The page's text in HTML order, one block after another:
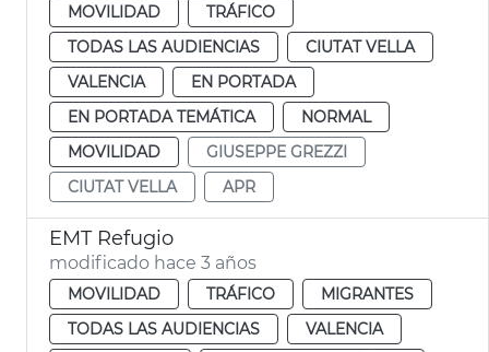
MOVILIDAD
TRÁFICO
TODAS LAS AUDIENCIAS
CIUTAT VELLA
VALENCIA
EN PORTADA
EN PORTADA TEMÁTICA
NORMAL
MOVILIDAD
GIUSEPPE GREZZI
CIUTAT VELLA
APR
EMT Refugio
modificado hace 3 años
MOVILIDAD TRÁFICO
MIGRANTES
TODAS LAS AUDIENCIAS
VALENCIA